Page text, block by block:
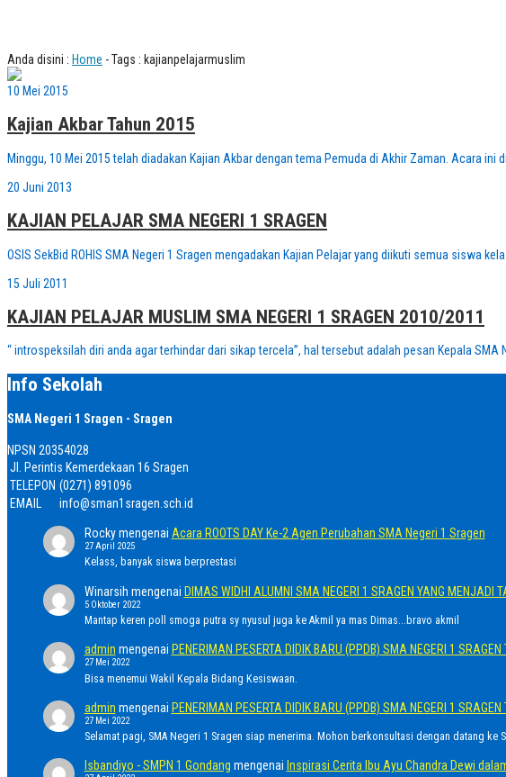
Anda disini : Home -Tags : kajianpelajarmuslim
10 Mei 2015
Kajian Akbar Tahun 2015
Minggu, 10 Mei 2015 telah diadakan Kajian Akbar dengan tema Pemuda di Akhir Zaman. Acara ini
20 Juni 2013
KAJIAN PELAJAR SMA NEGERI 1 SRAGEN
OSIS SekBid ROHIS SMA Negeri 1 Sragen mengadakan Kajian Pelajar yang diikuti semua siswa
15 Juli 2011
KAJIAN PELAJAR MUSLIM SMA NEGERI 1 SRAGEN 2010/2011
“ introspeksilah diri anda agar terhindar dari sikap tercela”, hal tersebut adalah pesan Kepala SMA
Info Sekolah
SMA Negeri 1 Sragen - Sragen
NPSN 20354028
Jl. Perintis Kemerdekaan 16 Sragen
TELEPON (0271) 891096
EMAIL
info@sman1sragen.sch.id
Rockymengenai Acara ROOTS DAY Ke-2 Agen Perubahan SMA Negeri 1 Sragen
27 April 2025
Kelass, banyak siswa berprestasi
Winarsih mengenai DIMAS WIDHI ALUMNI SMA NEGERI 1 SRAGEN YANG MENJADI
5 Oktober 2022
Mantap keren poll smoga putra sy nyusul juga ke Akmil ya mas Dimas...bravo akmil
admin mengenai PENERIMAN PESERTA DIDIK BARU (PPDB) SMA NEGERI 1
27 Mei 2022
Bisa menemui Wakil Kepala Bidang Kesiswaan.
admin mengenai PENERIMAN PESERTA DIDIK BARU (PPDB) SMA NEGERI 1
27 Mei 2022
Selamat pagi, SMA Negeri 1 Sragen siap menerima. Mohon berkonsultasi dengan datang ke
Isbandiyo - SMPN 1 Gondang mengenai Inspirasi Cerita Ibu Ayu Chandra Dewi